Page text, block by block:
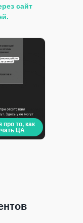
сайт
про то, как
ЦА